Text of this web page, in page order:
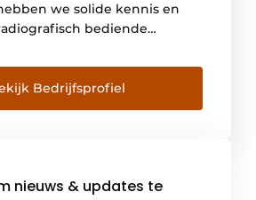
we solide kennis en
bediende
draadloze systemen zijn te
in de offshore,
toegangssystemen, in
bij de bediening van kranen
[…]
Bedrijfsprofiel
nieuws & updates te